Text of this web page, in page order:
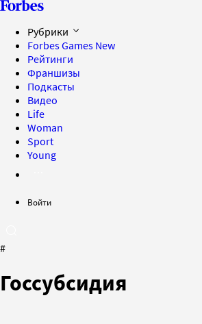
Рубрики
Forbes Games New
Рейтинги
Франшизы
Подкасты
Видео
Life
Woman
Sport
Young
Войти
#
Госсубсидия